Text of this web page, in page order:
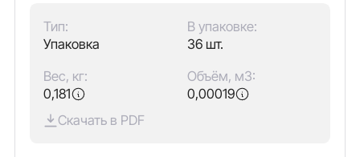
Тип:
Упаковка
В упаковке:
36 шт.
Вес, кг:
0,181
Объём, м3:
0,00019
Скачать в PDF